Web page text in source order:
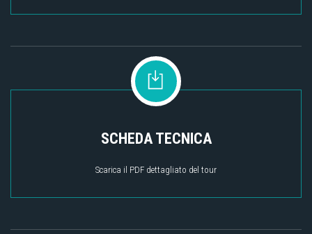
SCHEDA TECNICA
Scarica il PDF dettagliato del tour